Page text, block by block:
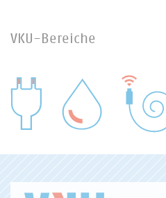
VKU-Bereiche
WASSER/ABWASSER